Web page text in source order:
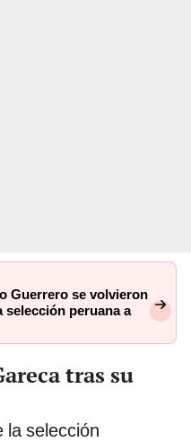
Guerrero se volvieron
selección peruana a
tras su
la selección